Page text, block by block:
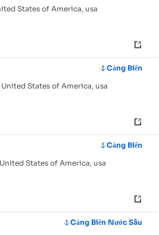
States of America, usa
Cảng Biển
States of America, usa
Cảng Biển
States of America, usa
Cảng Biển Nước Sâu